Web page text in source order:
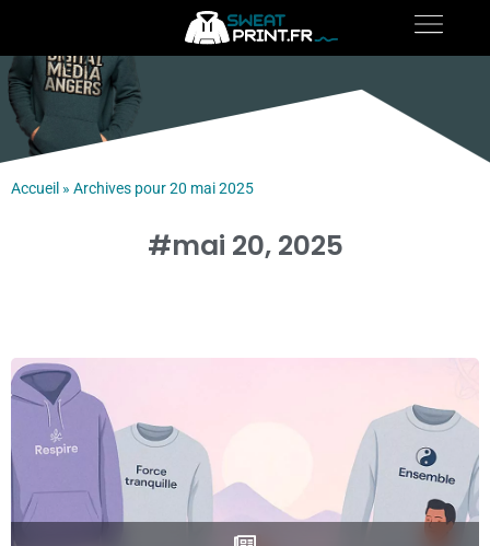
Accueil » Archives pour 20 mai 2025
#mai 20, 2025